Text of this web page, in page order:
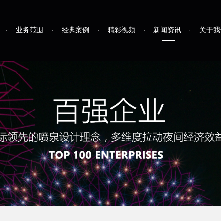
· 业务范围 · 经典案例 · 精彩视频 · 新闻资讯 · 关于